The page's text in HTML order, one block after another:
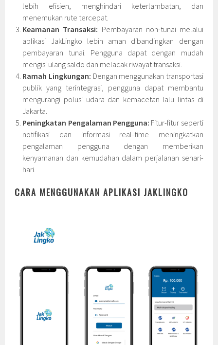
lebih efisien, menghindari keterlambatan, dan
menemukan rute tercepat.
Keamanan Transaksi: Pembayaran non-tunai melalui
aplikasi JakLingko lebih aman dibandingkan dengan
pembayaran tunai. Pengguna dapat dengan mudah
mengisi ulang saldo dan melacak riwayat transaksi.
Ramah Lingkungan: Dengan menggunakan transportasi
publik yang terintegrasi, pengguna dapat membantu
mengurangi polusi udara dan kemacetan lalu lintas di
Jakarta.
Peningkatan Pengalaman Pengguna: Fitur-fitur seperti
notifikasi dan informasi real-time meningkatkan
pengalaman pengguna dengan memberikan
kenyamanan dan kemudahan dalam perjalanan sehari-
hari.
CARA MENGGUNAKAN APLIKASI JAKLINGKO